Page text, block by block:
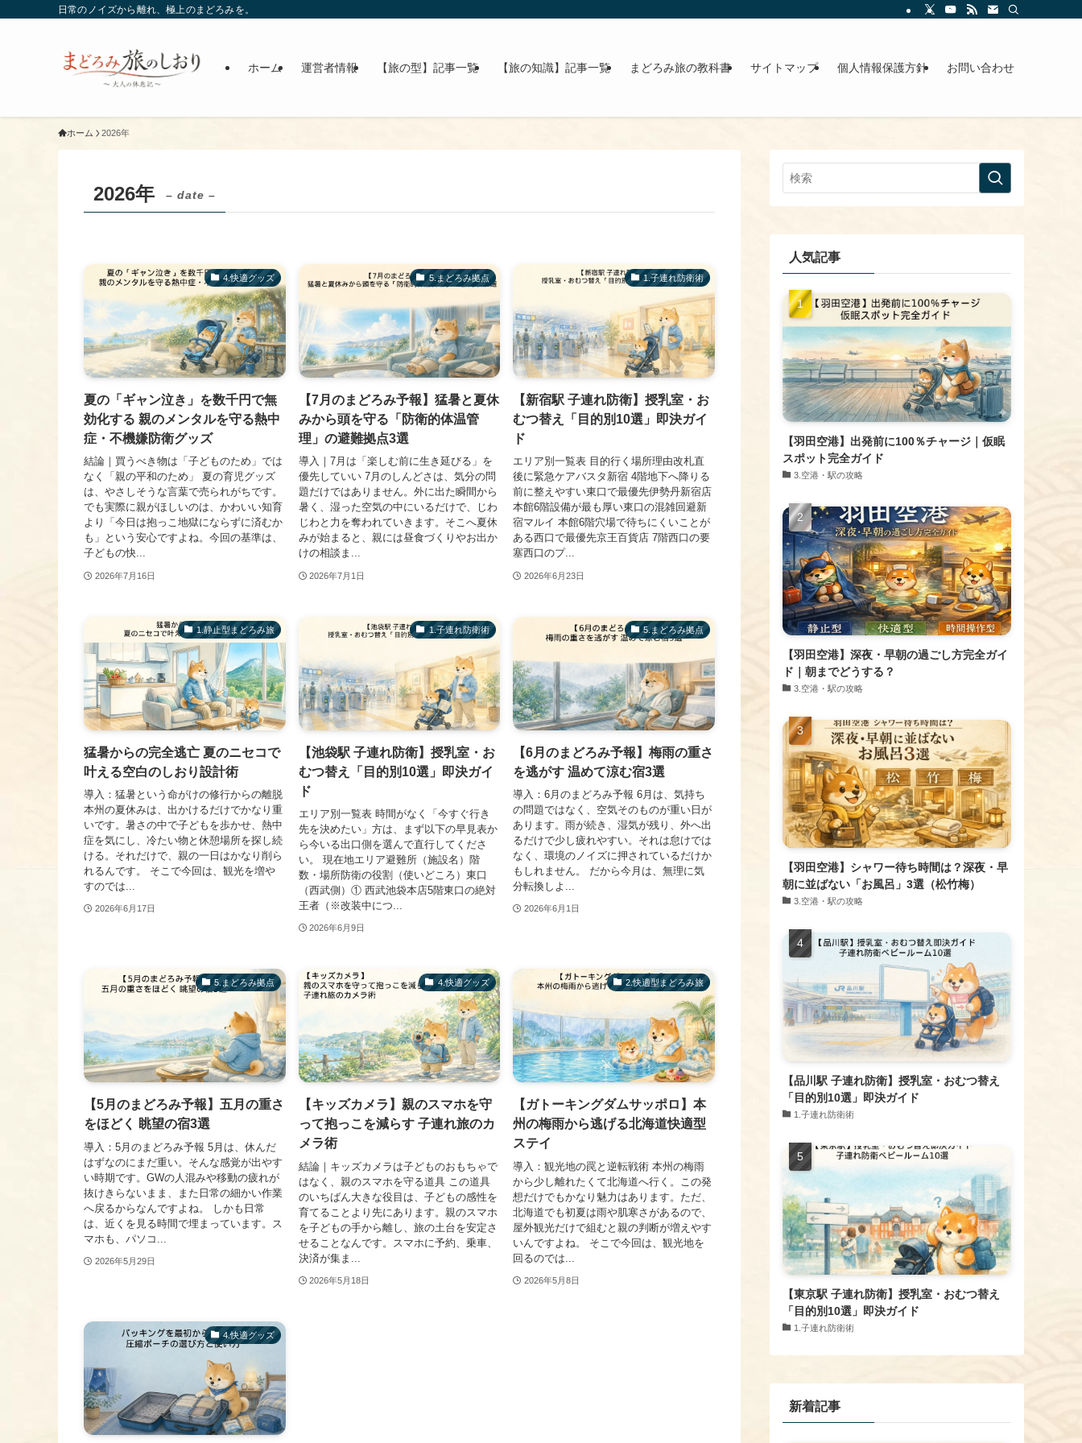
日常のノイズから離れ、極上のまどろみを。
ホーム 運営者情報 【旅の型】記事一覧 【旅の知識】記事一覧 まどろみ旅の教科書 サイトマップ 個人情報保護方針 お問い合わせ
ホーム 2026年
2026年 – date –
​4.快適グッズ
夏の「ギャン泣き」を数千円で無
効化する 親のメンタルを守る熱中
症・不機嫌防衛グッズ
結論｜買うべき物は「子どものため」では
なく「親の平和のため」 夏の育児グッズ
は、やさしそうな言葉で売られがちです。
でも実際に親がほしいのは、かわいい知育
より「今日は抱っこ地獄にならずに済むか
も」という安心ですよね。今回の基準は、
子どもの快...
2026年7月16日
​5.まどろみ拠点
【7月のまどろみ予報】猛暑と夏休
みから頭を守る「防衛的体温管
理」の避難拠点3選
導入｜7月は「楽しむ前に生き延びる」を
優先していい 7月のしんどさは、気分の問
題だけではありません。外に出た瞬間から
暑く、湿った空気の中にいるだけで、じわ
じわと力を奪われていきます。そこへ夏休
みが始まると、親には昼食づくりやお出か
けの相談ま...
2026年7月1日
1.子連れ防衛術
【新宿駅 子連れ防衛】授乳室・お
むつ替え「目的別10選」即決ガイ
ド
エリア別一覧表 目的行く場所理由改札直
後に緊急ケアバスタ新宿 4階地下へ降りる
前に整えやすい東口で最優先伊勢丹新宿店
本館6階設備が最も厚い東口の混雑回避新
宿マルイ 本館6階穴場で待ちにくいことが
ある西口で最優先京王百貨店 7階西口の要
塞西口のプ...
2026年6月23日
1.静止型まどろみ旅
猛暑からの完全逃亡 夏のニセコで
叶える空白のしおり設計術
導入：猛暑という命がけの修行からの離脱
本州の夏休みは、出かけるだけでかなり重
いです。暑さの中で子どもを歩かせ、熱中
症を気にし、冷たい物と休憩場所を探し続
ける。それだけで、親の一日はかなり削ら
れるんです。 そこで今回は、観光を増や
すのでは...
2026年6月17日
1.子連れ防衛術
【池袋駅 子連れ防衛】授乳室・お
むつ替え「目的別10選」即決ガイ
ド
エリア別一覧表 時間がなく「今すぐ行き
先を決めたい」方は、まず以下の早見表か
ら今いる出口側を選んで直行してくださ
い。 現在地エリア避難所（施設名）階
数・場所防衛の役割（使いどころ）東口
（西武側）① 西武池袋本店5階東口の絶対
王者（※改装中につ...
2026年6月9日
​5.まどろみ拠点
【6月のまどろみ予報】梅雨の重さ
を逃がす 温めて涼む宿3選
導入：6月のまどろみ予報 6月は、気持ち
の問題ではなく、空気そのものが重い日が
あります。雨が続き、湿気が残り、外へ出
るだけで少し疲れやすい。それは怠けでは
なく、環境のノイズに押されているだけか
もしれません。 だから今月は、無理に気
分転換しよ...
2026年6月1日
​5.まどろみ拠点
【5月のまどろみ予報】五月の重さ
をほどく 眺望の宿3選
導入：5月のまどろみ予報 5月は、休んだ
はずなのにまだ重い。そんな感覚が出やす
い時期です。GWの人混みや移動の疲れが
抜けきらないまま、また日常の細かい作業
へ戻るからなんですよね。 しかも日常
は、近くを見る時間で埋まっています。ス
マホも、パソコ...
2026年5月29日
​4.快適グッズ
【キッズカメラ】親のスマホを守
って抱っこを減らす 子連れ旅のカ
メラ術
結論｜キッズカメラは子どものおもちゃで
はなく、親のスマホを守る道具 この道具
のいちばん大きな役目は、子どもの感性を
育てることより先にあります。親のスマホ
を子どもの手から離し、旅の土台を安定さ
せることなんです。スマホに予約、乗車、
決済が集ま...
2026年5月18日
2.快適型まどろみ旅
【ガトーキングダムサッポロ】本
州の梅雨から逃げる北海道快適型
ステイ
導入：観光地の罠と逆転戦術 本州の梅雨
から少し離れたくて北海道へ行く。この発
想だけでもかなり魅力はあります。ただ、
北海道でも初夏は雨や肌寒さがあるので、
屋外観光だけで組むと親の判断が増えやす
いんですよね。 そこで今回は、観光地を
回るのでは...
2026年5月8日
​4.快適グッズ
人気記事
【羽田空港】出発前に100％チャージ｜仮眠
スポット完全ガイド
​3.空港・駅の攻略
【羽田空港】深夜・早朝の過ごし方完全ガイ
ド｜朝までどうする？
​3.空港・駅の攻略
【羽田空港】シャワー待ち時間は？深夜・早
朝に並ばない「お風呂」3選（松竹梅）
​3.空港・駅の攻略
【品川駅 子連れ防衛】授乳室・おむつ替え
「目的別10選」即決ガイド
1.子連れ防衛術
【東京駅 子連れ防衛】授乳室・おむつ替え
「目的別10選」即決ガイド
1.子連れ防衛術
新着記事